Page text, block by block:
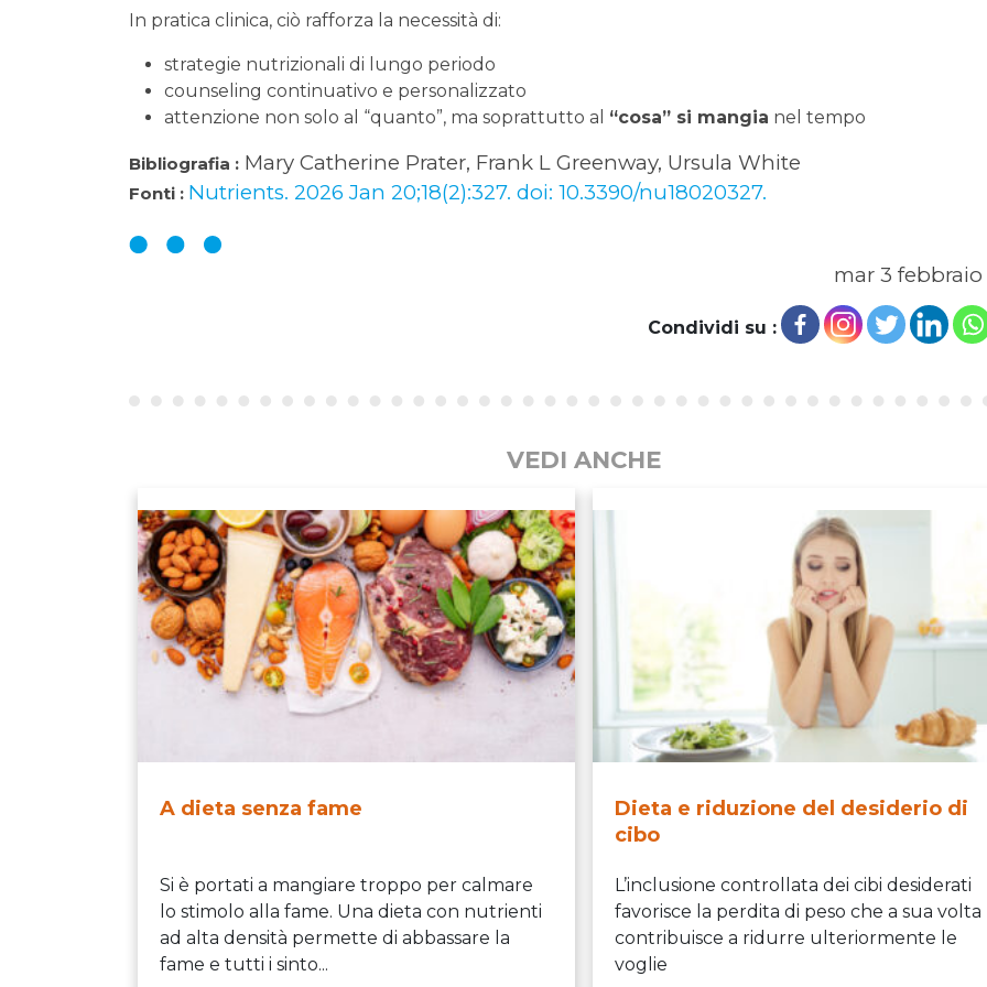
In pratica clinica, ciò rafforza la necessità di:
strategie nutrizionali di lungo periodo
counseling continuativo e personalizzato
attenzione non solo al “quanto”, ma soprattutto al “cosa” si mangia nel tempo
Bibliografia : Mary Catherine Prater, Frank L Greenway, Ursula White
Fonti : Nutrients. 2026 Jan 20;18(2):327. doi: 10.3390/nu18020327.
mar 3 febbraio
Condividi su :
VEDI ANCHE
A dieta senza fame
Si è portati a mangiare troppo per calmare
lo stimolo alla fame. Una dieta con nutrienti
ad alta densità permette di abbassare la
fame e tutti i sinto...
Dieta e riduzione del desiderio di
cibo
L’inclusione controllata dei cibi desiderati
favorisce la perdita di peso che a sua volta
contribuisce a ridurre ulteriormente le
voglie